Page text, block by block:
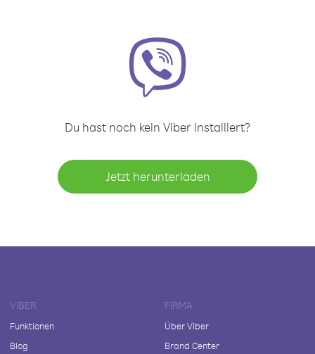
Du hast noch kein Viber installiert?
Jetzt herunterladen
VIBER
Funktionen
Blog
FIRMA
Über Viber
Brand Center